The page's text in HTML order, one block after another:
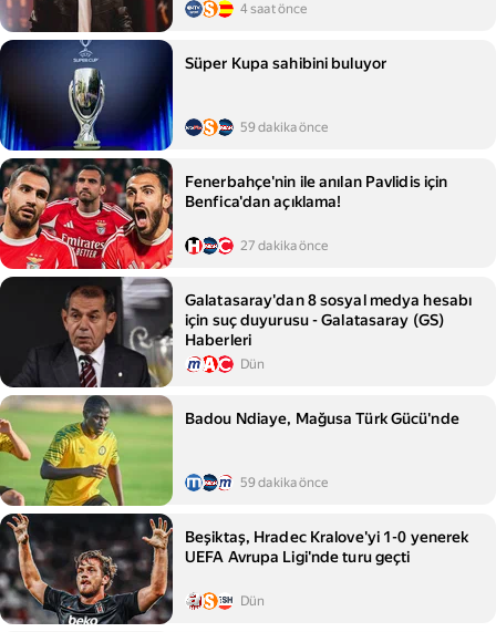
4 saat önce
Süper Kupa sahibini buluyor
59 dakika önce
Fenerbahçe'nin ile anılan Pavlidis için
Benfica'dan açıklama!
27 dakika önce
Galatasaray'dan 8 sosyal medya hesabı
için suç duyurusu - Galatasaray (GS)
Haberleri
Dün
Badou Ndiaye, Mağusa Türk Gücü'nde
59 dakika önce
Beşiktaş, Hradec Kralove'yi 1-0 yenerek
UEFA Avrupa Ligi'nde turu geçti
Dün